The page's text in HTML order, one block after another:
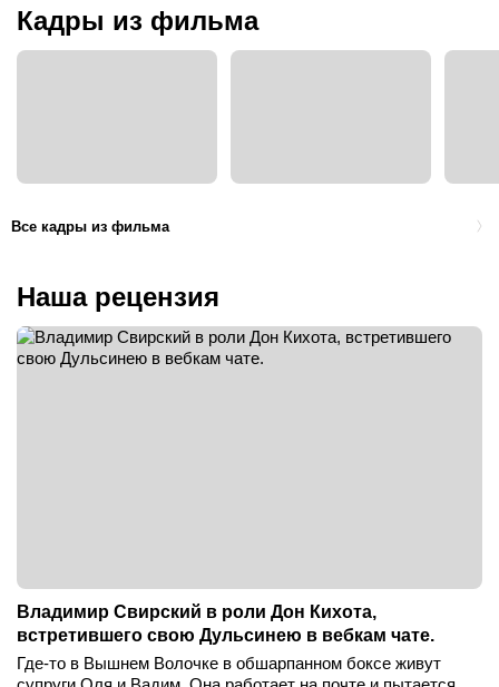
Кадры из фильма
Все кадры из фильма
Наша рецензия
Владимир Свирский в роли Дон Кихота,
встретившего свою Дульсинею в вебкам чате.
Где-то в Вышнем Волочке в обшарпанном боксе живут